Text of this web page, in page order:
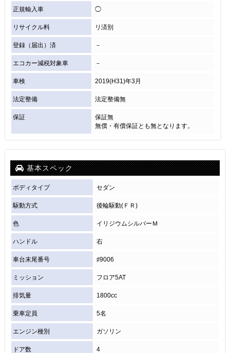
正規輸入車 ◯
リサイクル料 リ済別
登録（届出）済 －
エコカー減税対象車 －
車検 2019(H31)年3月
法定整備 法定整備無
保証
保証無
無償・有償保証とも無となります。
基本スペック
ボディタイプ セダン
駆動方式 後輪駆動(ＦＲ)
色 イリジウムシルバーＭ
ハンドル 右
車台末尾番号 ♯9006
ミッション フロア5AT
排気量 1800cc
乗車定員 5名
エンジン種別 ガソリン
ドア数 4